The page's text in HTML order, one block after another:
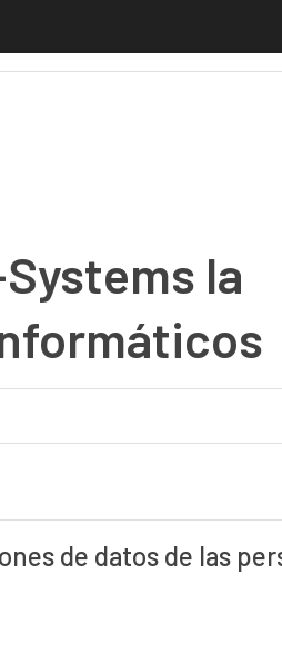
la
de datos de las